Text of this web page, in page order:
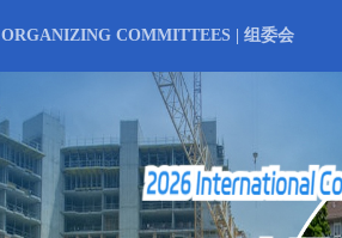
ORGANIZING COMMITTEES | 组委会